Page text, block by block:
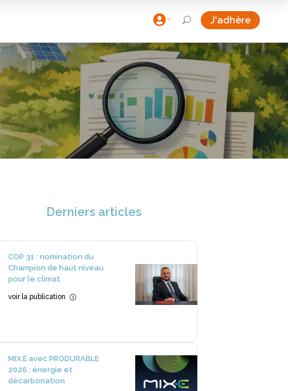
 U J'adhère
Derniers articles
COP 31 : nomination du
Champion de haut niveau
pour le climat
voir la publication =
MIX.E avec PRODURABLE
2026 : énergie et
décarbonation